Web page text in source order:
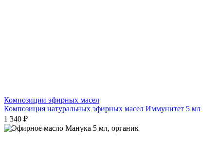
Композиции эфирных масел
Композиция натуральных эфирных масел Иммунитет 5 мл
1 340 ₽